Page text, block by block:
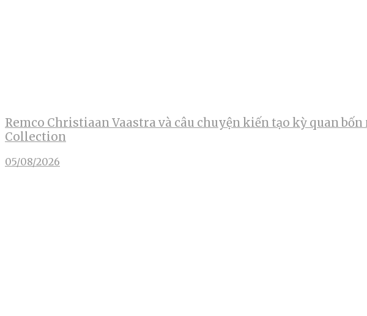
Remco Christiaan Vaastra và câu chuyện kiến tạo kỳ quan
Collection
05/08/2026